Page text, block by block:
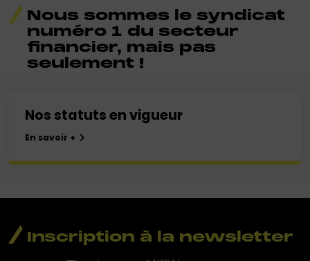
Nous sommes le syndicat
numéro 1 du secteur
financier, mais pas
seulement !
Nos statuts en vigueur
En savoir +
Inscription à la newsletter